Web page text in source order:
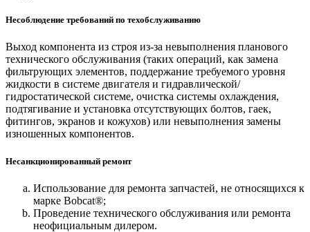
Несоблюдение требований по техобслуживанию
Выход компонента из строя из-за невыполнения планового
технического обслуживания (таких операций, как замена
фильтрующих элементов, поддержание требуемого уровня
жидкости в системе двигателя и гидравлической/
гидростатической системе, очистка системы охлаждения,
подтягивание и установка отсутствующих болтов, гаек,
фитингов, экранов и кожухов) или невыполнения замены
изношенных компонентов.
Несанкционированный ремонт
Использование для ремонта запчастей, не относящихся к
марке Bobcat®;
Проведение технического обслуживания или ремонта
неофициальным дилером.